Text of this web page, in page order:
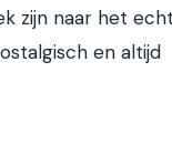
zijn naar het
en altijd